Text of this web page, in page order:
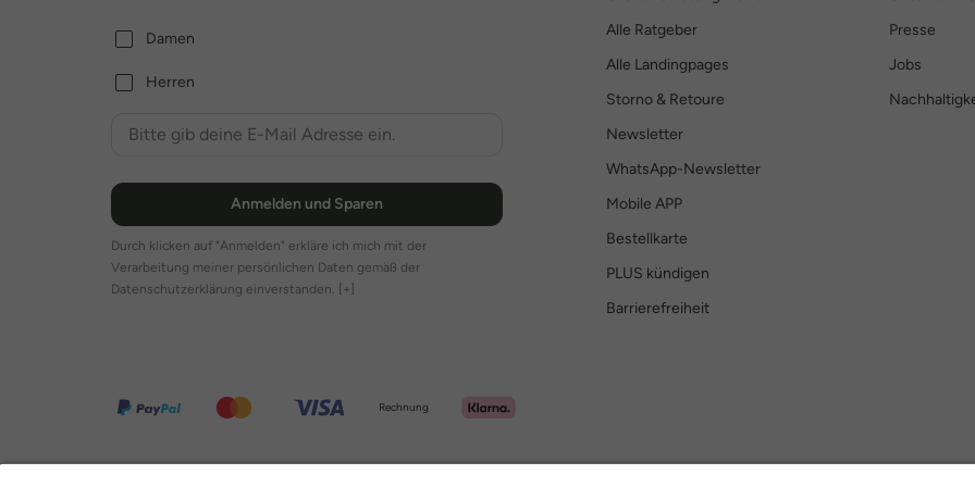
Damen
Herren
Anmelden und Sparen
Durch klicken auf "Anmelden" erkläre ich mich mit der
Verarbeitung meiner persönlichen Daten gemäß der
Datenschutzerklärung einverstanden. [+]
Alle Ratgeber
Alle Landingpages
Storno & Retoure
Newsletter
WhatsApp-Newsletter
Mobile APP
Bestellkarte
PLUS kündigen
Barrierefreiheit
Presse
Jobs
Rechnung